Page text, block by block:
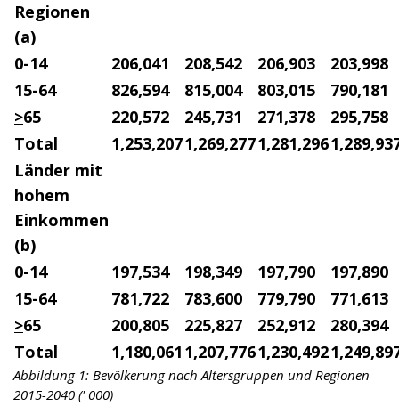
Regionen
(a)
0-14
206,041 208,542 206,903
203,998
15-64
826,594 815,004 803,015
790,181
>65 220,572 245,731 271,378
295,758
Total
1,253,2071,269,2771,281,296
Länder mit
hohem
Einkommen
(b)
0-14
197,534 198,349 197,790
197,890
15-64
781,722 783,600 779,790
771,613
>65 200,805 225,827 252,912
280,394
Total
1,180,061 1,207,7761,230,492
Abbildung 1: Bevölkerung nach Altersgruppen und Regionen
2015-2040 (' 000)